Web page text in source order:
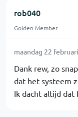
rob040
Golden Member
maandag 22
Dank rew, zo
dat het systeem
Ik dacht altijd dat